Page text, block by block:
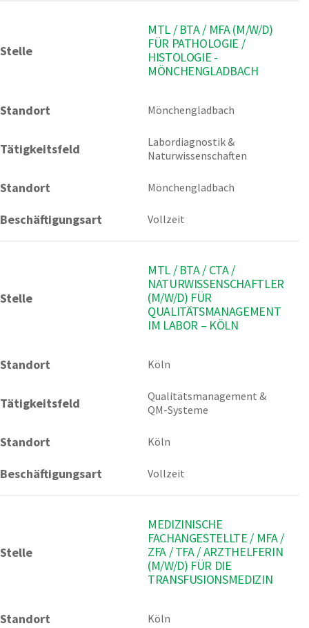
Stelle
MTL / BTA / MFA (M/W/D)
FÜR PATHOLOGIE /
HISTOLOGIE -
MÖNCHENGLADBACH
Standort Mönchengladbach
Tätigkeitsfeld
Labordiagnostik &
Naturwissenschaften
Standort Mönchengladbach
Beschäftigungsart Vollzeit
Stelle
MTL / BTA / CTA /
NATURWISSENSCHAFTLER
(M/W/D) FÜR
QUALITÄTSMANAGEMENT
IM LABOR – KÖLN
Standort Köln
Tätigkeitsfeld
Qualitätsmanagement &
QM-Systeme
Standort Köln
Beschäftigungsart Vollzeit
Stelle
MEDIZINISCHE
FACHANGESTELLTE / MFA /
ZFA / TFA / ARZTHELFERIN
(M/W/D) FÜR DIE
TRANSFUSIONSMEDIZIN
Standort Köln